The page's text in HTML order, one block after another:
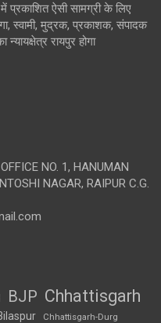
प्रकाशित ऐसी सामग्री के लिए
स्वामी, मुद्रक, प्रकाशक, संपादक
न्यायक्षेत्र रायपुर होगा
NO. 1, HANUMAN
NAGAR, RAIPUR C.G.
BJP Chhattisgarh
Chhattisgarh-Durg